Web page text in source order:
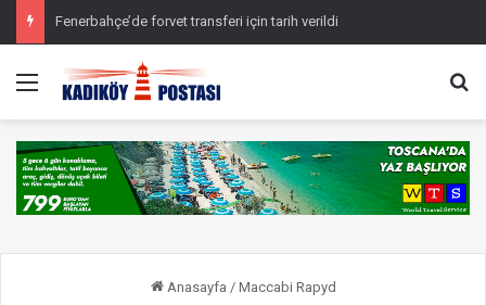
Fenerbahçe’de forvet transferi için tarih verildi
Menü
Anasayfa / Maccabi Rapyd